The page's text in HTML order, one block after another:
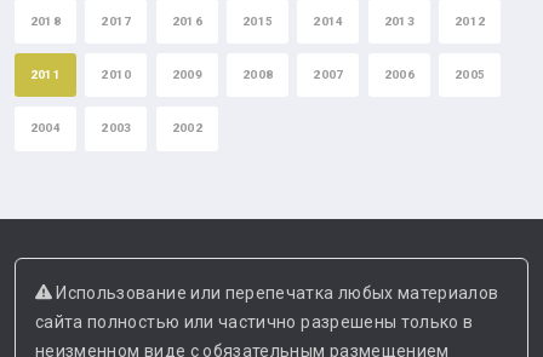
2018 2017 2016 2015 2014 2013 2012
2011 2010 2009 2008 2007 2006 2005
2004 2003 2002
Использование или перепечатка любых материалов
сайта полностью или частично разрешены только в
неизменном виде с обязательным размещением